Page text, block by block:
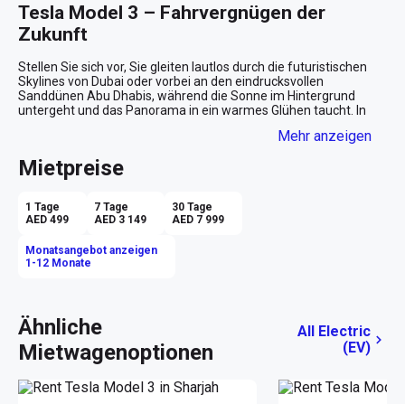
Tesla Model 3 – Fahrvergnügen der
Zukunft
Stellen Sie sich vor, Sie gleiten lautlos durch die futuristischen
Skylines von Dubai oder vorbei an den eindrucksvollen
Sanddünen Abu Dhabis, während die Sonne im Hintergrund
untergeht und das Panorama in ein warmes Glühen taucht. In
Realität. Erleben Sie den Inbegriff modernen Fahrens –
Eleganz und Innovation in Weiß
Die makellose weiße Karosserie des Tesla Model 3 zieht Blicke
Dieses Fahrzeug verkörpert nicht nur umweltbewusste
Technologie, sondern bietet auch ein Design, das minimalistisch
Komfort und Technologie vereint
Hightech-Ausstattung nahtlos verbindet. Dank der
automatischen Übertragung und den sanften Übergängen
Mehr anzeigen
Mietpreise
1 Tage
AED 499
7 Tage
AED 3 149
30 Tage
AED 7 999
Monatsangebot anzeigen
1-12 Monate
Ähnliche
Mietwagenoptionen
All Electric
(EV)